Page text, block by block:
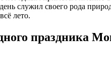
служил своего рода
лето.
праздника